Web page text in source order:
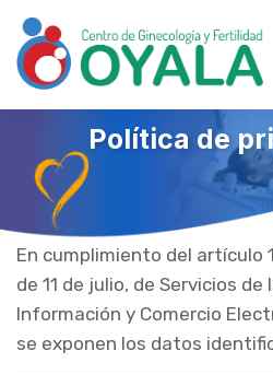
Política de
En cumplimiento del artículo
de 11 de julio, de Servicios de
Información y Comercio
se exponen los datos